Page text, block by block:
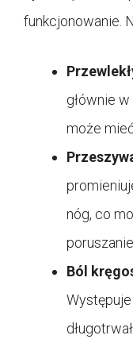
funkcjonowanie.
głównie
może
nóg, co
Ból